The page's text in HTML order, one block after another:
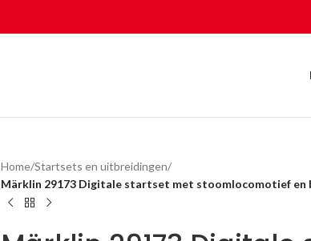
Home/Startsets en uitbreidingen/
Märklin 29173 Digitale startset met stoomlocomotief en